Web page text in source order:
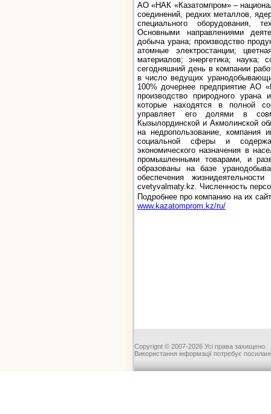
АО «НАК «Казатомпром» –
соединений, редких металлов,
специального оборудования,
Основными направлениями
добыча урана; производство
атомные электростанции;
материалов; энергетика; наука;
сегодняшний день в компании
в число ведущих
100% дочернее предприятие АО
производство природного урана
которые находятся в полной
управляет его долями в
Кызылординской и Акмолинской
на недропользование, компания
социальной сферы и
экономического назначения в
промышленными товарами, и
образованы на базе
обеспечения
cvetyvalmaty.kz. Численность
Подробнее про компанию на их
www.kazatomprom.kz/ru/
Copyrignt © 2007-2026 Усі права захищено.
Використання інформації потребує